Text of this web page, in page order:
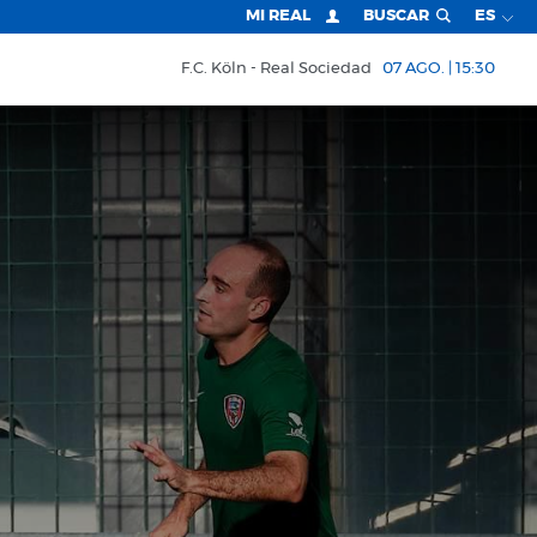
MI REAL BUSCAR ES
F.C. Köln Real Sociedad 07 AGO. | 15:30